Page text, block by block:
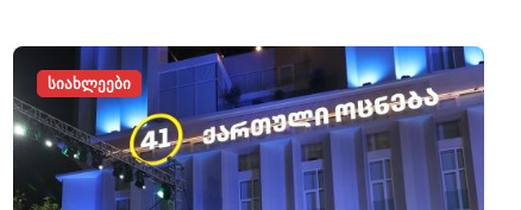
სიახლეები